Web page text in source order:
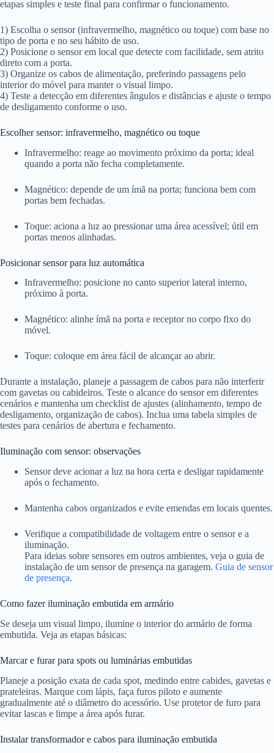
etapas simples e teste final para confirmar o funcionamento.
1) Escolha o sensor (infravermelho, magnético ou toque) com base no
tipo de porta e no seu hábito de uso.
2) Posicione o sensor em local que detecte com facilidade, sem atrito
direto com a porta.
3) Organize os cabos de alimentação, preferindo passagens pelo
interior do móvel para manter o visual limpo.
4) Teste a detecção em diferentes ângulos e distâncias e ajuste o tempo
de desligamento conforme o uso.
Escolher sensor: infravermelho, magnético ou toque
Infravermelho: reage ao movimento próximo da porta; ideal
quando a porta não fecha completamente.
Magnético: depende de um ímã na porta; funciona bem com
portas bem fechadas.
Toque: aciona a luz ao pressionar uma área acessível; útil em
portas menos alinhadas.
Posicionar sensor para luz automática
Infravermelho: posicione no canto superior lateral interno,
próximo à porta.
Magnético: alinhe ímã na porta e receptor no corpo fixo do
móvel.
Toque: coloque em área fácil de alcançar ao abrir.
Durante a instalação, planeje a passagem de cabos para não interferir
com gavetas ou cabideiros. Teste o alcance do sensor em diferentes
cenários e mantenha um checklist de ajustes (alinhamento, tempo de
desligamento, organização de cabos). Inclua uma tabela simples de
testes para cenários de abertura e fechamento.
Iluminação com sensor: observações
Sensor deve acionar a luz na hora certa e desligar rapidamente
após o fechamento.
Mantenha cabos organizados e evite emendas em locais quentes.
Verifique a compatibilidade de voltagem entre o sensor e a
iluminação.
Para ideias sobre sensores em outros ambientes, veja o guia de
instalação de um sensor de presença na garagem. Guia de sensor
de presença.
Como fazer iluminação embutida em armário
Se deseja um visual limpo, ilumine o interior do armário de forma
embutida. Veja as etapas básicas:
Marcar e furar para spots ou luminárias embutidas
Planeje a posição exata de cada spot, medindo entre cabides, gavetas e
prateleiras. Marque com lápis, faça furos piloto e aumente
gradualmente até o diâmetro do acessório. Use protetor de furo para
evitar lascas e limpe a área após furar.
Instalar transformador e cabos para iluminação embutida